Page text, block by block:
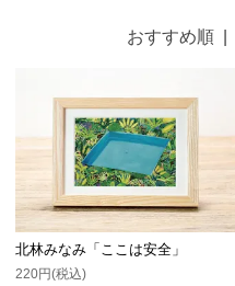
おすすめ順
北林みなみ「ここは安全」
220円(税込)